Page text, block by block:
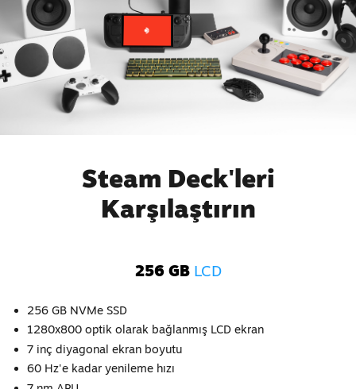
Steam Deck'leri
Karşılaştırın
256 GB LCD
256 GB NVMe SSD
1280x800 optik olarak bağlanmış LCD ekran
7 inç diyagonal ekran boyutu
60 Hz'e kadar yenileme hızı